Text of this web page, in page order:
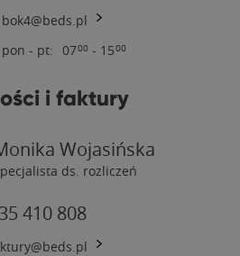
bok4@beds.pl
pon - pt: 0700 - 1500
i faktury
Wojasińska
ds. rozliczeń
410 808